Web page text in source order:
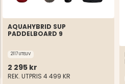
AQUAHYBRID SUP
PADDELBOARD 9
2117 UTELIV
2 295 kr
REK. UTPRIS 4 499 KR